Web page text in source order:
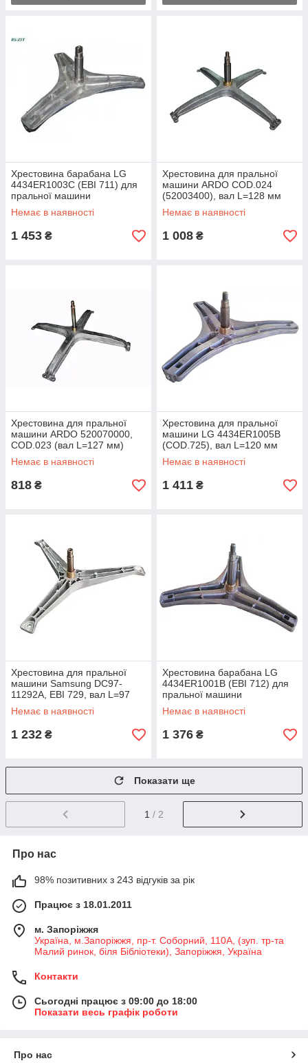
Хрестовина барабана LG
4434ER1003C (EBI 711) для
пральної машини
Немає в наявності
1 453 ₴
Хрестовина для пральної
машини ARDO COD.024
(52003400), вал L=128 мм
Немає в наявності
1 008 ₴
Хрестовина для пральної
машини ARDO 520070000,
COD.023 (вал L=127 мм)
Немає в наявності
818 ₴
Хрестовина для пральної
машини LG 4434ER1005B
(COD.725), вал L=120 мм
Немає в наявності
1 411 ₴
Хрестовина для пральної
машини Samsung DC97-
11292A, EBI 729, вал L=97
мм
Немає в наявності
1 232 ₴
Хрестовина барабана LG
4434ER1001B (EBI 712) для
пральної машини
Немає в наявності
1 376 ₴
Показати ще
1 / 2
Про нас
98% позитивних з 243 відгуків за рік
Працює з 18.01.2011
м. Запоріжжя
Україна, м.Запоріжжя, пр-т. Соборний, 110А, (зуп. тр-та
Малий ринок, біля Бібліотеки), Запоріжжя, Україна
Контакти
Сьогодні працює з 09:00 до 18:00
Показати весь графік роботи
Про нас